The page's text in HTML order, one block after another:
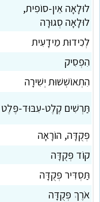
לוּלָאָה אֵין-סוֹפִית,
לוּלָאָה סְגוּרָה
לְכִידוּת מֵידָעִית
הִפְסִיק
הִתְאוֹשְׁשׁוּת יְשִׁירָה
תַּרְשִׁים קֶלֶט-עִבּוּד-פֶּלֶט
פְּקֻדָּה, הוֹרָאָה
קוֹד פְּקֻדָּה
תַּסְדִּיר פְּקֻדָּה
אֹרֶךְ פְּקֻדָּה